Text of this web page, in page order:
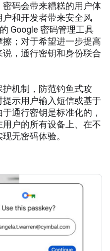
码会带来糟糕的用户体
和开发者带来安全风
Google 密码管理工具
；对于希望进一步提高
，通行密钥和身份联合
机制，防范钓鱼式攻
示用户输入短信或基于
通行密钥是标准化的，
户的所有设备上、在不
无密码体验。